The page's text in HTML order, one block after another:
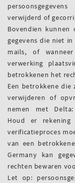
verwijderd of
Bovendien kunnen
gegevens die niet
mails, of
verwerking
betrokkenen het
Een betrokkene die
verwijderen of
nemen met Delta:
Houd er
verificatieproces
van een
Germany kan
rechten bewaren
Let op: